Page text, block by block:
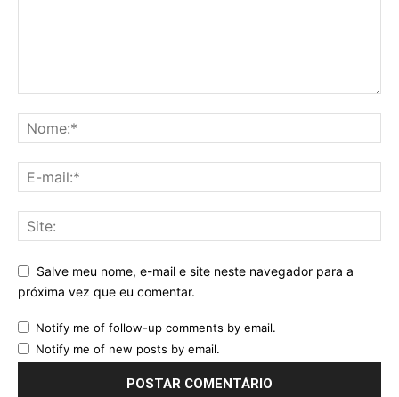
Salve meu nome, e-mail e site neste navegador para a
próxima vez que eu comentar.
Notify me of follow-up comments by email.
Notify me of new posts by email.